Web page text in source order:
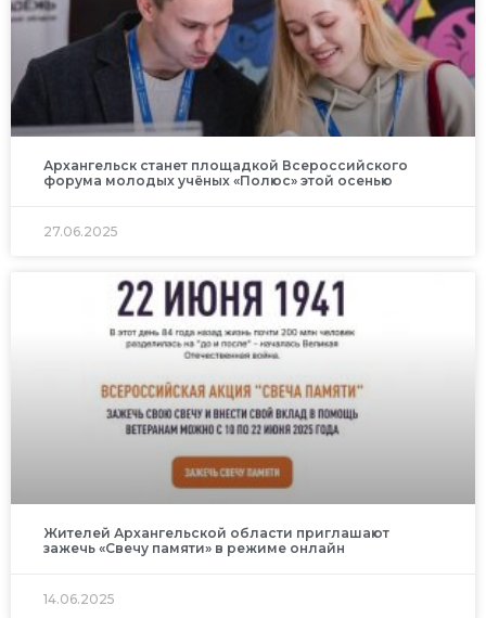
Архангельск станет площадкой Всероссийского
форума молодых учёных «Полюс» этой осенью
27.06.2025
Жителей Архангельской области приглашают
зажечь «Свечу памяти» в режиме онлайн
14.06.2025